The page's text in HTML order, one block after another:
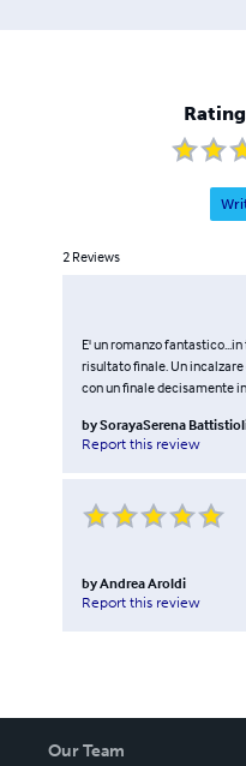
2 Reviews
E' un romanzo
risultato finale. Un
con un finale decisamente
bySorayaSerena
Report this review
byAndrea Aroldi
Report this review
Our Team